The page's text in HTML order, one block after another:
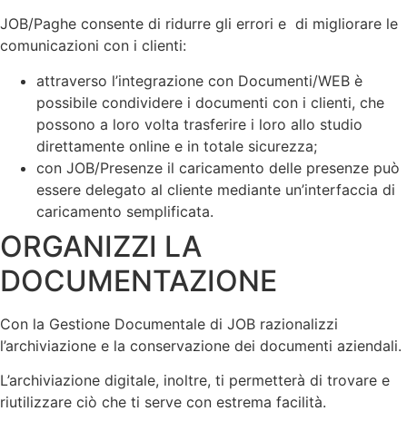
JOB/Paghe consente di ridurre gli errori e di migliorare le
comunicazioni con i clienti:
attraverso l’integrazione con Documenti/WEB è
possibile condividere i documenti con i clienti, che
possono a loro volta trasferire i loro allo studio
direttamente online e in totale sicurezza;
con JOB/Presenze il caricamento delle presenze può
essere delegato al cliente mediante un’interfaccia di
caricamento semplificata.
ORGANIZZI LA
DOCUMENTAZIONE
Con la Gestione Documentale di JOB razionalizzi
l’archiviazione e la conservazione dei documenti aziendali.
L’archiviazione digitale, inoltre, ti permetterà di trovare e
riutilizzare ciò che ti serve con estrema facilità.